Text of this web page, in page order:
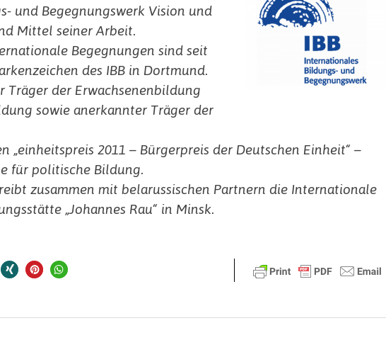
und Begegnungswerk Vision und
Mittel seiner Arbeit.
Begegnungen sind seit
des IBB in Dortmund.
Träger der Erwachsenenbildung
sowie anerkannter Träger der
„einheitspreis 2011 – Bürgerpreis der Deutschen Einheit“ –
für politische Bildung.
zusammen mit belarussischen Partnern die Internationale
„Johannes Rau“ in Minsk.